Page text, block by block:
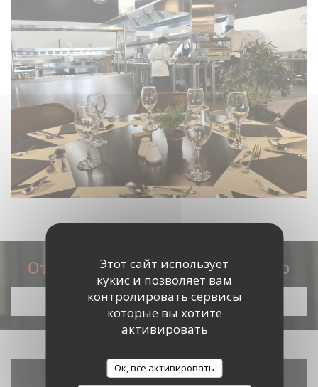
Этот сайт использует
кукис и позволяет вам
контролировать сервисы
которые вы хотите
активировать
Ок, все активировать
Откройте для себя наше меню
ОТКРОЙТЕ ДЛЯ СЕБЯ НАШЕ МЕНЮ